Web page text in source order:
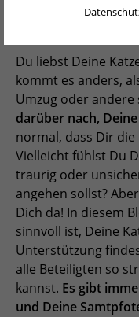
PORTUGUÊS
FRANÇAIS
ITALIANO
POLSKI
ESPAÑOL
PORTUGUÊS
简体中文
日本語
Du liebst Deine
kommt es anders,
Umzug oder
darüber nach,
normal, dass Dir
Vielleicht fühlst Du
traurig oder
angehen sollst?
Dich da! In diesem
sinnvoll ist, Deine
Unterstützung
alle Beteiligten so
kannst. Es gibt
und Deine